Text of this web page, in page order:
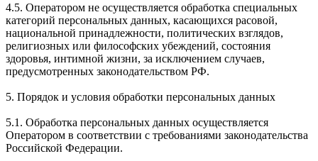
4.5. Оператором не осуществляется обработка специальных
категорий персональных данных, касающихся расовой,
национальной принадлежности, политических взглядов,
религиозных или философских убеждений, состояния
здоровья, интимной жизни, за исключением случаев,
предусмотренных законодательством РФ.
5. Порядок и условия обработки персональных данных
5.1. Обработка персональных данных осуществляется
Оператором в соответствии с требованиями законодательства
Российской Федерации.